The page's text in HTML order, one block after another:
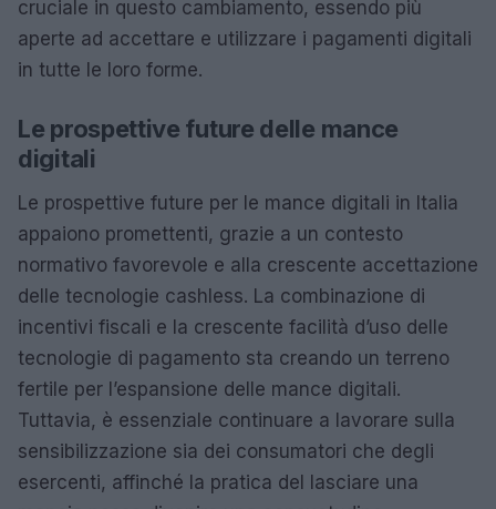
cruciale in questo cambiamento, essendo più
aperte ad accettare e utilizzare i pagamenti digitali
in tutte le loro forme.
Le prospettive future delle mance
digitali
Le prospettive future per le mance digitali in Italia
appaiono promettenti, grazie a un contesto
normativo favorevole e alla crescente accettazione
delle tecnologie cashless. La combinazione di
incentivi fiscali e la crescente facilità d’uso delle
tecnologie di pagamento sta creando un terreno
fertile per l’espansione delle mance digitali.
Tuttavia, è essenziale continuare a lavorare sulla
sensibilizzazione sia dei consumatori che degli
esercenti, affinché la pratica del lasciare una